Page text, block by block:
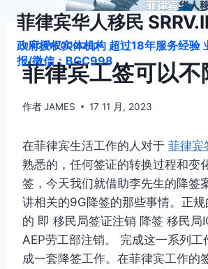
菲律宾华人移民
政府授权实体机构 超过18年服务经验
报/微信：BGC998
UNCATEGORIZED
菲律宾工签可以不
作者JAMES 17 11 月, 2023
在菲律宾生活工作的人对于 菲律宾
熟悉的，任何签证的转换过程和变
签，今天我们就借助李先生的降签
讲相关的9G降签的那些事情。正
的 即 移民局签证注销 降签 移民局
AEP劳工部注销。 完成这一系列工
成一套降签工作。在菲律宾工作的